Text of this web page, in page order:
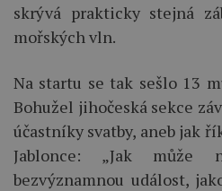
skrývá prakticky stejná
mořských vln.
Na startu se tak sešlo 13
Bohužel jihočeská sekce
účastníky svatby, aneb jak
Jablonce: „Jak může
bezvýznamnou událost,